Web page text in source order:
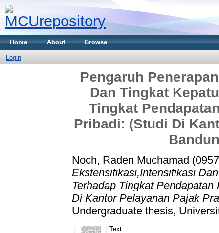
Home About Browse
Login
Pengaruh
Dan Tingkat
Tingkat
Pribadi: (Studi Di
Noch, Raden Muchamad
Ekstensifikasi,Intensifikasi
Terhadap Tingkat
Di Kantor Pelayanan Pajak
Undergraduate thesis,
Text